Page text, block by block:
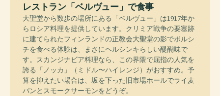
レストラン「ベルヴュー」で食事
大聖堂から数歩の場所にある「ベルヴュー」は1917年か
らロシア料理を提供しています。クリミア戦争の要塞跡
に建てられたフィンランドの正教会大聖堂の影でボルシ
チを食べる体験は、まさにヘルシンキらしい醍醐味で
す。スカンジナビア料理なら、この界隈で屈指の人気を
誇る「ノッカ」（ミドル〜ハイレンジ）がおすすめ。予
算を抑えたい場合は、坂を下った旧市場ホールでライ麦
パンとスモークサーモンをどうぞ。